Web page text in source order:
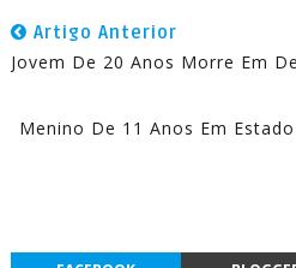
Artigo Anterior
Jovem De 20 Anos Morre Em
Menino De 11 Anos Em